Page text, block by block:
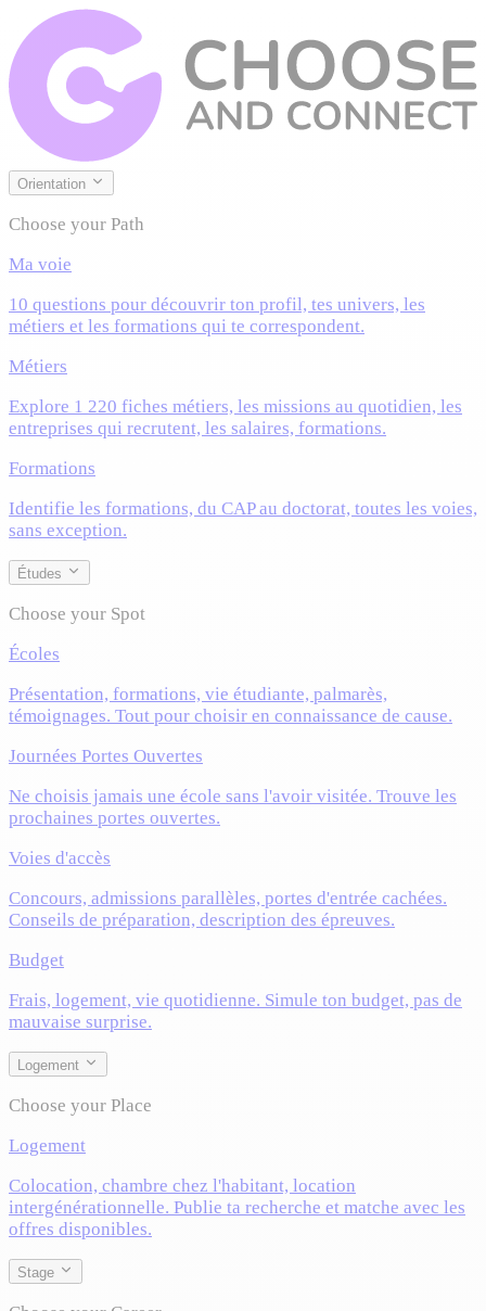
Orientation
Choose your Path
Ma voie
10 questions pour découvrir ton profil, tes univers, les
métiers et les formations qui te correspondent.
Métiers
Explore 1 220 fiches métiers, les missions au quotidien, les
entreprises qui recrutent, les salaires, formations.
Formations
Identifie les formations, du CAP au doctorat, toutes les voies,
sans exception.
Études
Choose your Spot
Écoles
Présentation, formations, vie étudiante, palmarès,
témoignages. Tout pour choisir en connaissance de cause.
Journées Portes Ouvertes
Ne choisis jamais une école sans l'avoir visitée. Trouve les
prochaines portes ouvertes.
Voies d'accès
Concours, admissions parallèles, portes d'entrée cachées.
Conseils de préparation, description des épreuves.
Budget
Frais, logement, vie quotidienne. Simule ton budget, pas de
mauvaise surprise.
Logement
Choose your Place
Logement
Colocation, chambre chez l'habitant, location
intergénérationnelle. Publie ta recherche et matche avec les
offres disponibles.
Stage